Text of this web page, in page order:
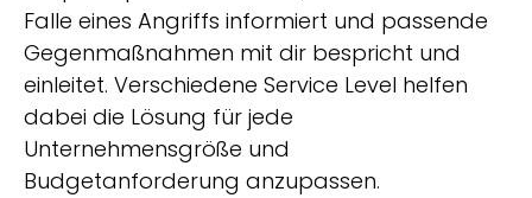
Falle eines Angriffs informiert und passende
Gegenmaßnahmen mit dir bespricht und
einleitet. Verschiedene Service Level helfen
dabei die Lösung für jede
Unternehmensgröße und
Budgetanforderung anzupassen.